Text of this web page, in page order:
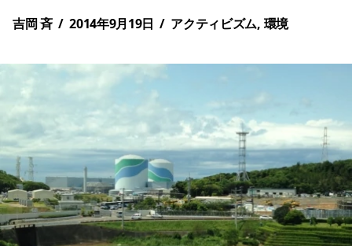
吉岡 斉 / 2014年9月19日 / アクティビズム, 環境